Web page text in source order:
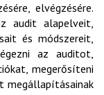
elvégzésére.
audit alapelveit,
és módszereit,
az auditot,
megerősíteni
megállapításainak